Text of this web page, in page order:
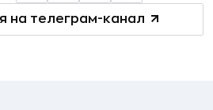
на телеграм-канал